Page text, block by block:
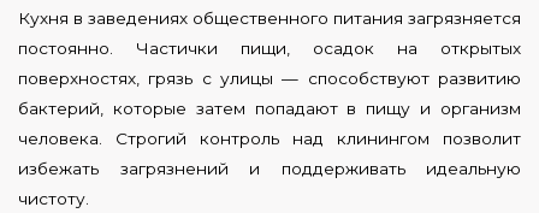
Кухня в заведениях общественного питания загрязняется
постоянно. Частички пищи, осадок на открытых
поверхностях, грязь с улицы — способствуют развитию
бактерий, которые затем попадают в пищу и организм
человека. Строгий контроль над клинингом позволит
избежать загрязнений и поддерживать идеальную
чистоту.